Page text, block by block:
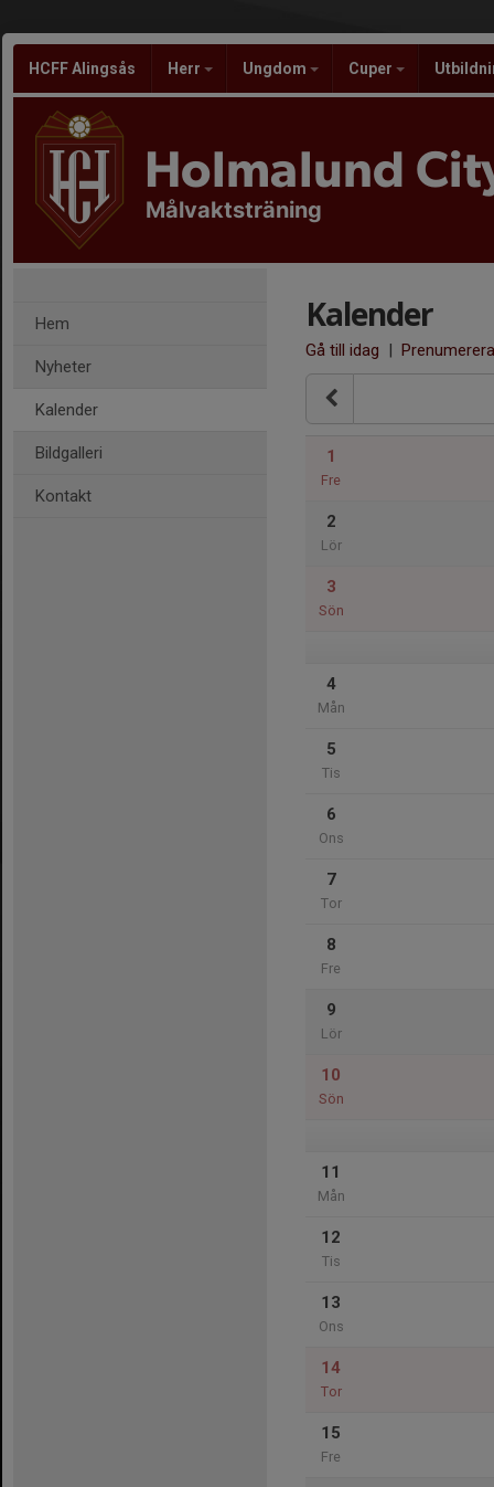
HCFF Alingsås Herr Ungdom Cuper
Holmalund
Målvaktsträning
Hem
Nyheter
Kalender
Bildgalleri
Kontakt
Kalender
Gå till idag | Prenumerera
1
Fre
2
Lör
3
Sön
4
Mån
5
Tis
6
Ons
7
Tor
8
Fre
9
Lör
10
Sön
11
Mån
12
Tis
13
Ons
14
Tor
15
Fre